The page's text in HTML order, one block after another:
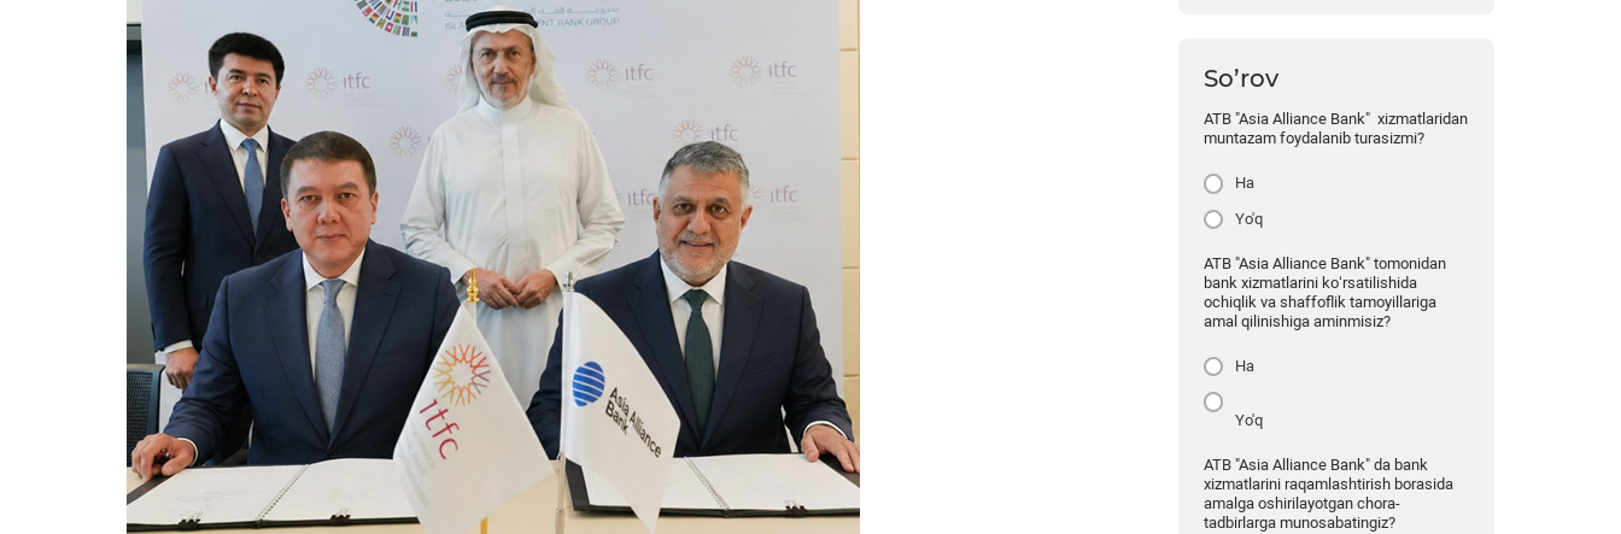
So’rov
ATB "Asia Alliance Bank" xizmatlaridan
muntazam foydalanib turasizmi?
Ha
Yo'q
ATB "Asia Alliance Bank" tomonidan
bank xizmatlarini ko‘rsatilishida
ochiqlik va shaffoflik tamoyillariga
amal qilinishiga aminmisiz?
Ha
Yo'q
ATB "Asia Alliance Bank" da bank
xizmatlarini raqamlashtirish borasida
amalga oshirilayotgan chora-
tadbirlarga munosabatingiz?